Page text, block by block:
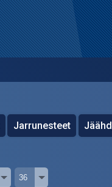
Jarrunesteet